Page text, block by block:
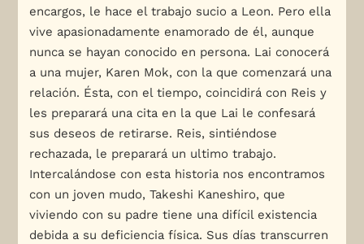
encargos, le hace el trabajo sucio a Leon. Pero ella
vive apasionadamente enamorado de él, aunque
nunca se hayan conocido en persona. Lai conocerá
a una mujer, Karen Mok, con la que comenzará una
relación. Ésta, con el tiempo, coincidirá con Reis y
les preparará una cita en la que Lai le confesará
sus deseos de retirarse. Reis, sintiéndose
rechazada, le preparará un ultimo trabajo.
Intercalándose con esta historia nos encontramos
con un joven mudo, Takeshi Kaneshiro, que
viviendo con su padre tiene una difícil existencia
debida a su deficiencia física. Sus días transcurren